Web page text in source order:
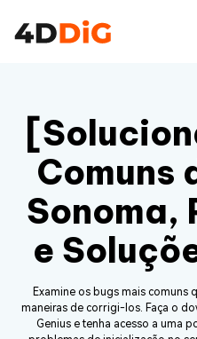
Comuns
Sonoma,
e
Examine os bugs mais comuns
maneiras de corrigi-los. Faça o
Genius e tenha acesso a uma